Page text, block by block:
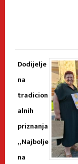
Dodijelje
na
tradicion
alnih
priznanja
„Najbolje
na